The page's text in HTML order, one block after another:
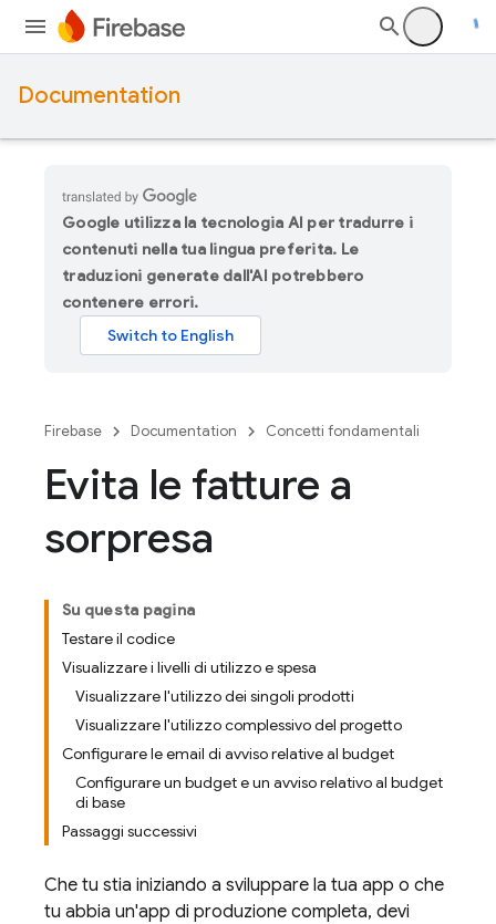
Documentation
Google utilizza la tecnologia AI per tradurre i
contenuti nella tua lingua preferita. Le
traduzioni generate dall'AI potrebbero
contenere errori.
Firebase Documentation Concetti fondamentali
Evita le fatture a
sorpresa
Su questa pagina
Testare il codice
Visualizzare i livelli di utilizzo e spesa
Visualizzare l'utilizzo dei singoli prodotti
Visualizzare l'utilizzo complessivo del progetto
Configurare le email di avviso relative al budget
Configurare un budget e un avviso relativo al budget
di base
Passaggi successivi
Che tu stia iniziando a sviluppare la tua app o che
tu abbia un'app di produzione completa, devi